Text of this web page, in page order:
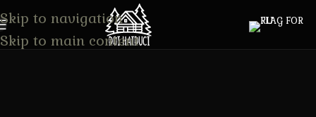
Skip to navigation
Skip to main content